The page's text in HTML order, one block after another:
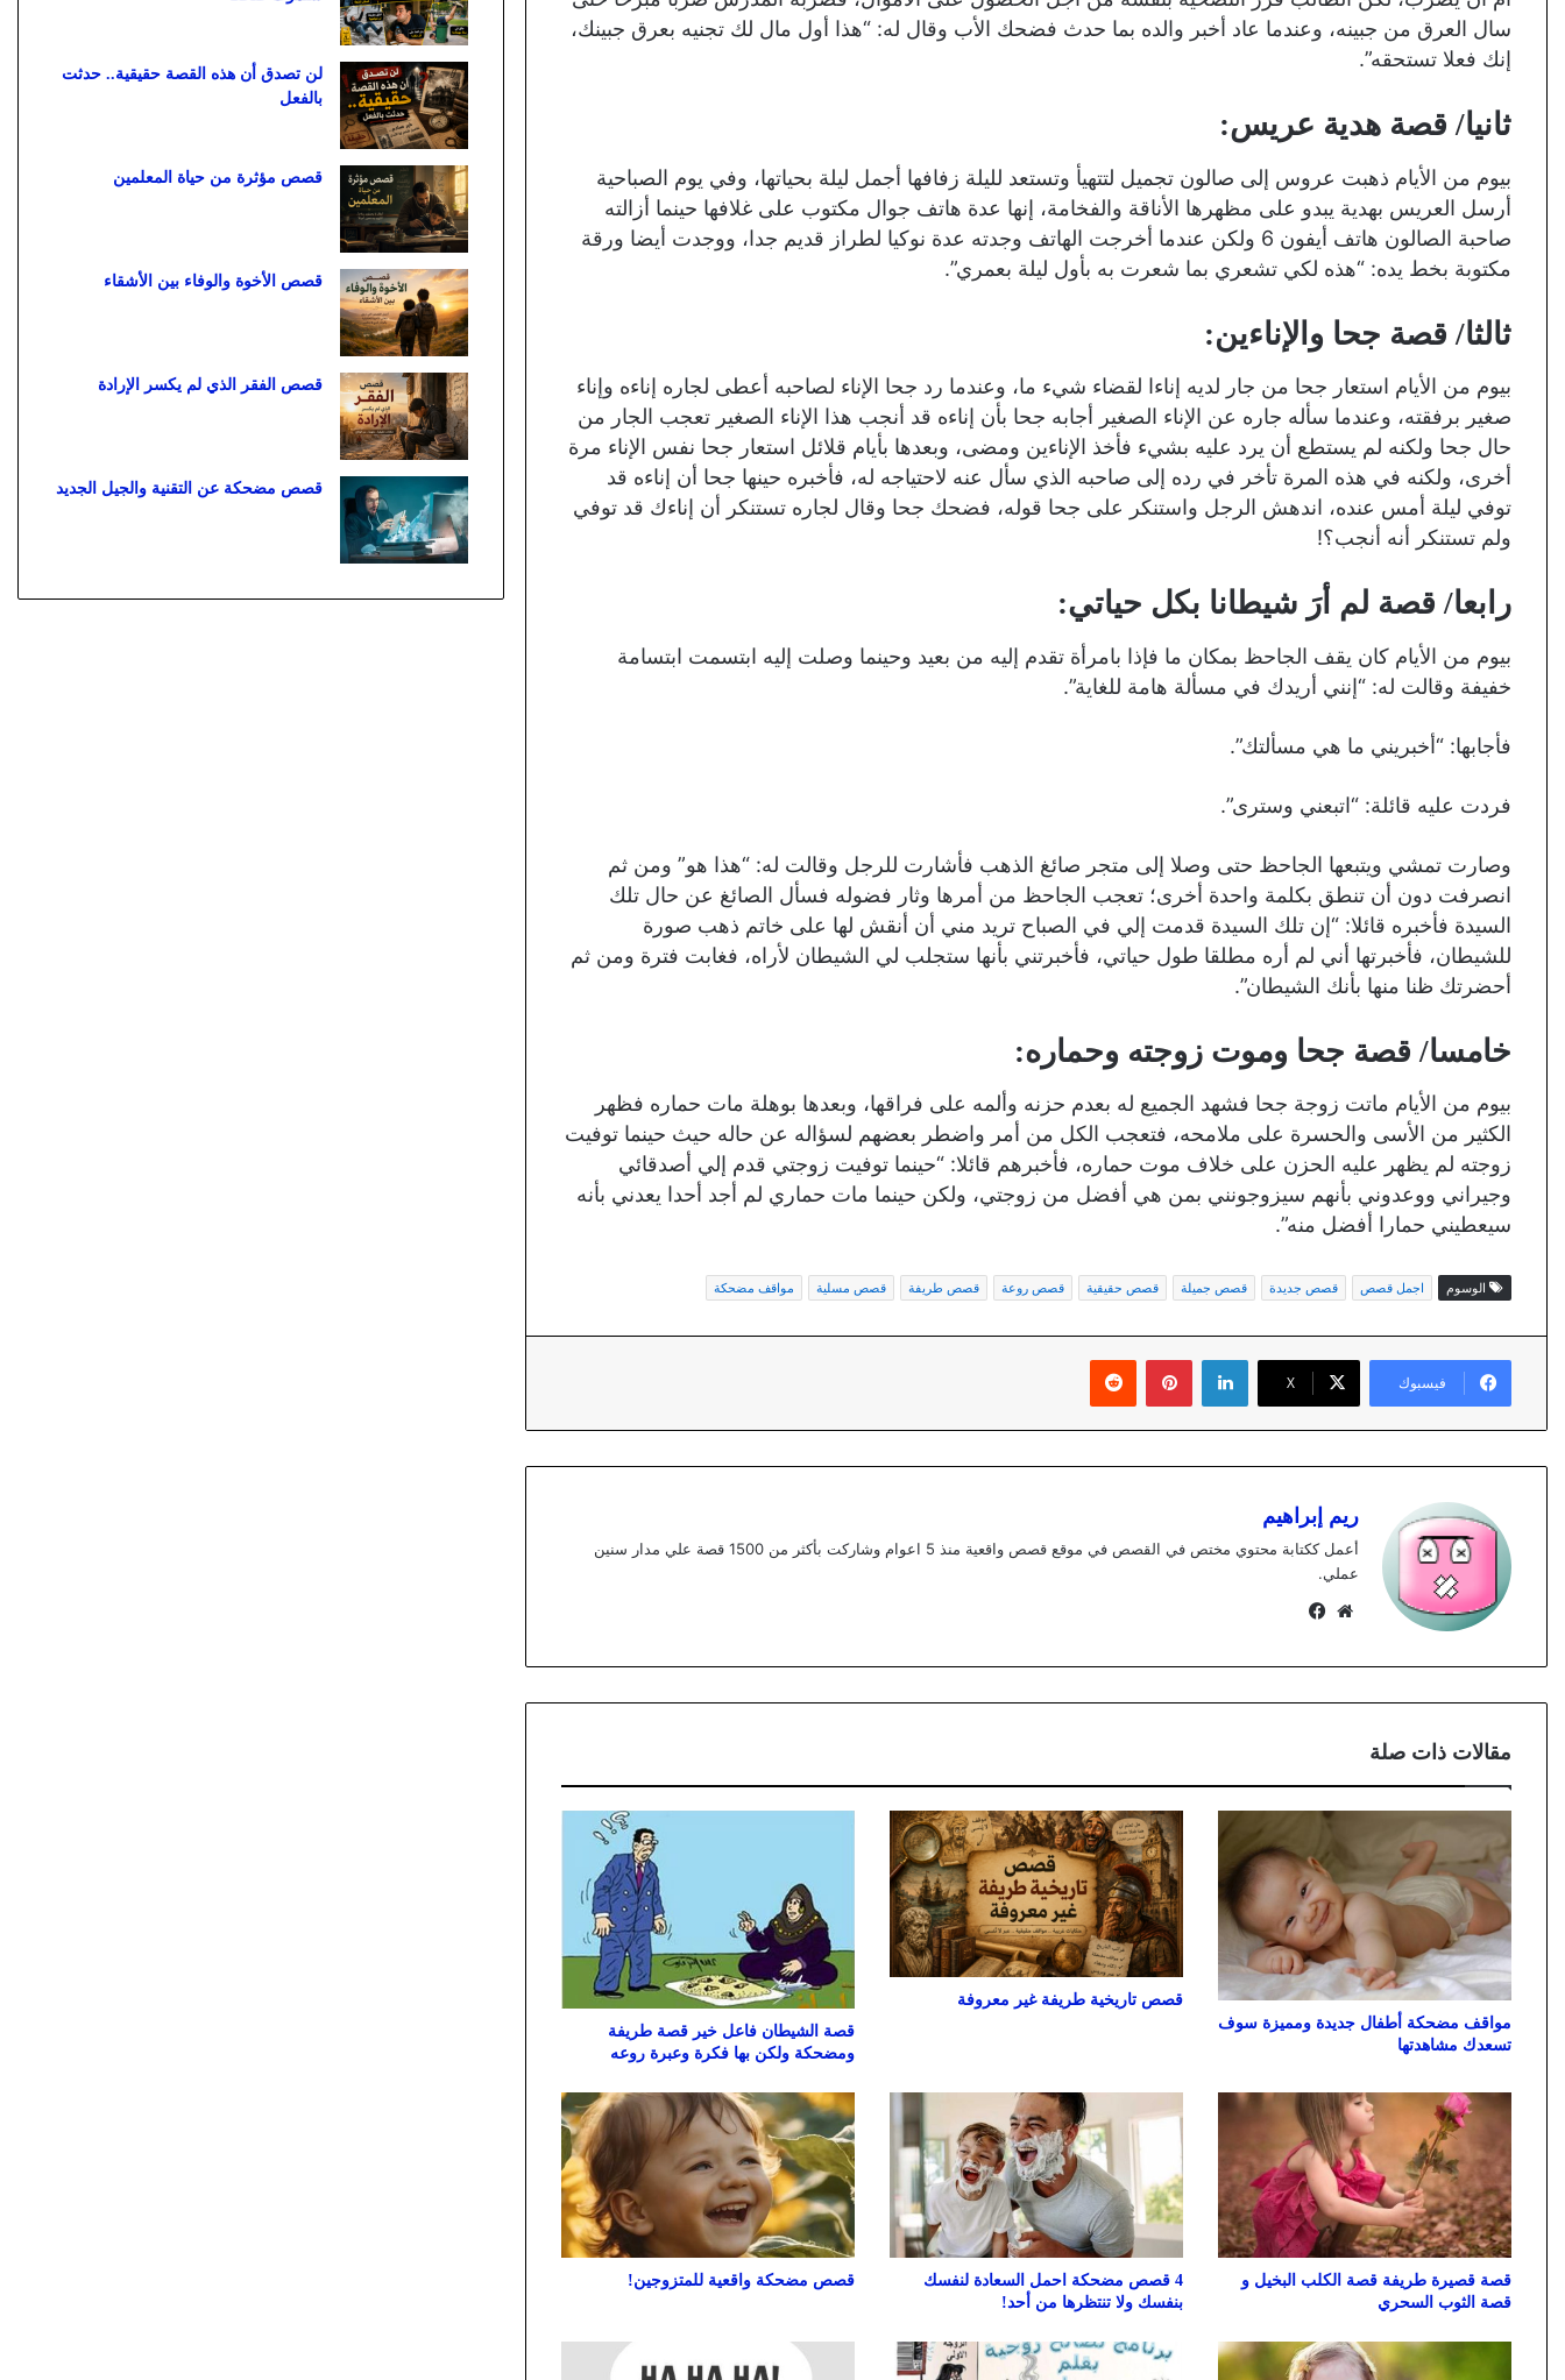
سال العرق من جبينه، وعندما عاد أخبر والده بما حدث فضحك الأب وقال له: “هذا أول مال لك تجنيه بعرق جبينك،
إنك فعلا تستحقه”.
ثانيا/ قصة هدية عريس:
بيوم من الأيام ذهبت عروس إلى صالون تجميل لتتهيأ وتستعد لليلة زفافها أجمل ليلة بحياتها، وفي يوم الصباحية
أرسل العريس بهدية يبدو على مظهرها الأناقة والفخامة، إنها عدة هاتف جوال مكتوب على غلافها حينما أزالته
صاحبة الصالون هاتف أيفون 6 ولكن عندما أخرجت الهاتف وجدته عدة نوكيا لطراز قديم جدا، ووجدت أيضا ورقة
مكتوبة بخط يده: “هذه لكي تشعري بما شعرت به بأول ليلة بعمري”.
ثالثا/ قصة جحا والإناءين:
بيوم من الأيام استعار جحا من جار لديه إناءا لقضاء شيء ما، وعندما رد جحا الإناء لصاحبه أعطى لجاره إناءه وإناء
صغير برفقته، وعندما سأله جاره عن الإناء الصغير أجابه جحا بأن إناءه قد أنجب هذا الإناء الصغير تعجب الجار من
حال جحا ولكنه لم يستطع أن يرد عليه بشيء فأخذ الإناءين ومضى، وبعدها بأيام قلائل استعار جحا نفس الإناء مرة
أخرى، ولكنه في هذه المرة تأخر في رده إلى صاحبه الذي سأل عنه لاحتياجه له، فأخبره حينها جحا أن إناءه قد
توفي ليلة أمس عنده، اندهش الرجل واستنكر على جحا قوله، فضحك جحا وقال لجاره تستنكر أن إناءك قد توفي
ولم تستنكر أنه أنجب؟!
رابعا/ قصة لم أرَ شيطانا بكل حياتي:
بيوم من الأيام كان يقف الجاحظ بمكان ما فإذا بامرأة تقدم إليه من بعيد وحينما وصلت إليه ابتسمت ابتسامة
خفيفة وقالت له: “إنني أريدك في مسألة هامة للغاية”.
فأجابها: “أخبريني ما هي مسألتك”.
فردت عليه قائلة: “اتبعني وسترى”.
وصارت تمشي ويتبعها الجاحظ حتى وصلا إلى متجر صائغ الذهب فأشارت للرجل وقالت له: “هذا هو” ومن ثم
انصرفت دون أن تنطق بكلمة واحدة أخرى؛ تعجب الجاحظ من أمرها وثار فضوله فسأل الصائغ عن حال تلك
السيدة فأخبره قائلا: “إن تلك السيدة قدمت إلي في الصباح تريد مني أن أنقش لها على خاتم ذهب صورة
للشيطان، فأخبرتها أني لم أره مطلقا طول حياتي، فأخبرتني بأنها ستجلب لي الشيطان لأراه، فغابت فترة ومن ثم
أحضرتك ظنا منها بأنك الشيطان”.
خامسا/ قصة جحا وموت زوجته وحماره:
بيوم من الأيام ماتت زوجة جحا فشهد الجميع له بعدم حزنه وألمه على فراقها، وبعدها بوهلة مات حماره فظهر
الكثير من الأسى والحسرة على ملامحه، فتعجب الكل من أمر واضطر بعضهم لسؤاله عن حاله حيث حينما توفيت
زوجته لم يظهر عليه الحزن على خلاف موت حماره، فأخبرهم قائلا: “حينما توفيت زوجتي قدم إلي أصدقائي
وجيراني ووعدوني بأنهم سيزوجونني بمن هي أفضل من زوجتي، ولكن حينما مات حماري لم أجد أحدا يعدني بأنه
سيعطيني حمارا أفضل منه”.
الوسوم اجمل قصص قصص جديدة قصص جميلة قصص حقيقية قصص روعة قصص طريفة قصص مسلية مواقف مضحكة
فيسبوك X
لينكدإن بينتيريست
ريم إبراهيم
أعمل ككتابة محتوي مختص في القصص في موقع قصص واقعية منذ 5 اعوام وشاركت بأكثر من 1500 قصة علي مدار سنين
عملي.
موقع
مقالات ذات صلة
مواقف مضحكة أطفال جديدة ومميزة سوف
تسعدك مشاهدتها
قصص تاريخية طريفة غير معروفة
قصة الشيطان فاعل خير قصة طريفة
ومضحكة ولكن بها فكرة وعبرة روعه
قصة قصيرة طريفة قصة الكلب البخيل و
قصة الثوب السحري
4 قصص مضحكة احمل السعادة لنفسك
بنفسك ولا تنتظرها من أحد!
قصص مضحكة واقعية للمتزوجين!
لن تصدق أن هذه القصة حقيقية.. حدثت
بالفعل
قصص مؤثرة من حياة المعلمين
قصص الأخوة والوفاء بين الأشقاء
قصص الفقر الذي لم يكسر الإرادة
قصص مضحكة عن التقنية والجيل الجديد